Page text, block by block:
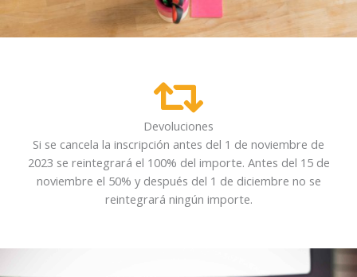
Devoluciones
Si se cancela la inscripción antes del 1 de noviembre de
2023 se reintegrará el 100% del importe. Antes del 15 de
noviembre el 50% y después del 1 de diciembre no se
reintegrará ningún importe.